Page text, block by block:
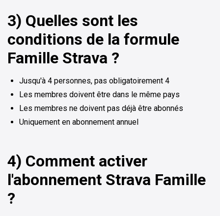
3) Quelles sont les
conditions de la formule
Famille Strava ?
Jusqu'à 4 personnes, pas obligatoirement 4
Les membres doivent être dans le même pays
Les membres ne doivent pas déjà être abonnés
Uniquement en abonnement annuel
4) Comment activer
l'abonnement Strava Famille
?